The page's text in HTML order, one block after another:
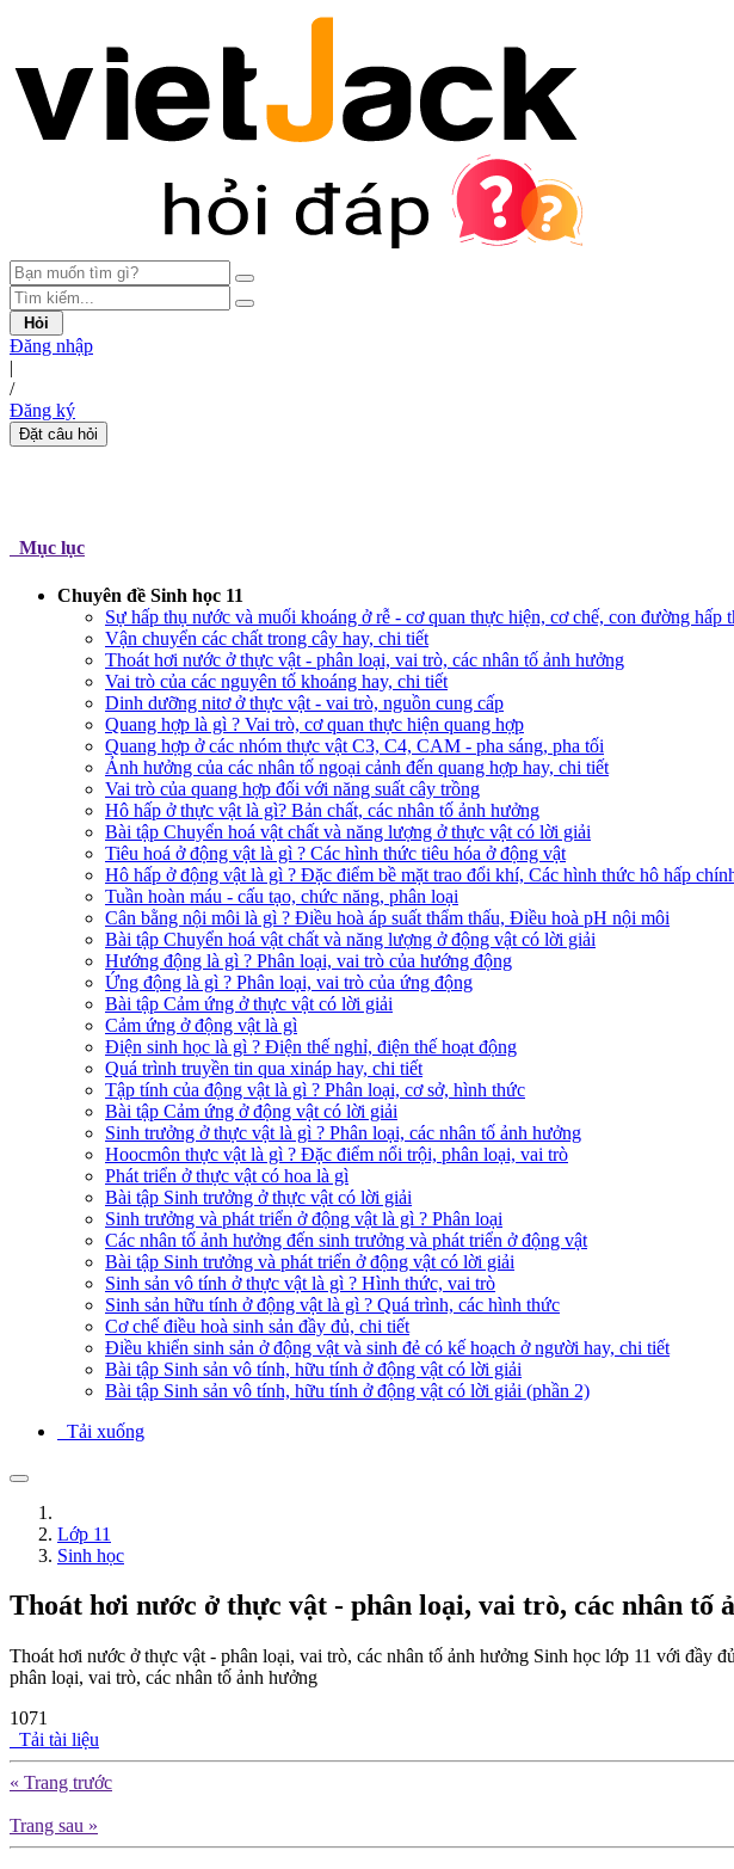
Hỏi
Đăng nhập
|
/
Đăng ký
Đặt câu hỏi
Mục lục
Chuyên đề Sinh học 11
Sự hấp thụ nước và muối khoáng ở rễ - cơ quan thực hiện, cơ chế, con đường hấp
Vận chuyển các chất trong cây hay, chi tiết
Thoát hơi nước ở thực vật - phân loại, vai trò, các nhân tố ảnh hưởng
Vai trò của các nguyên tố khoáng hay, chi tiết
Dinh dưỡng nitơ ở thực vật - vai trò, nguồn cung cấp
Quang hợp là gì ? Vai trò, cơ quan thực hiện quang hợp
Quang hợp ở các nhóm thực vật C3, C4, CAM - pha sáng, pha tối
Ảnh hưởng của các nhân tố ngoại cảnh đến quang hợp hay, chi tiết
Vai trò của quang hợp đối với năng suất cây trồng
Hô hấp ở thực vật là gì? Bản chất, các nhân tố ảnh hưởng
Bài tập Chuyển hoá vật chất và năng lượng ở thực vật có lời giải
Tiêu hoá ở động vật là gì ? Các hình thức tiêu hóa ở động vật
Hô hấp ở động vật là gì ? Đặc điểm bề mặt trao đổi khí, Các hình thức hô hấp
Tuần hoàn máu - cấu tạo, chức năng, phân loại
Cân bằng nội môi là gì ? Điều hoà áp suất thẩm thấu, Điều hoà pH nội môi
Bài tập Chuyển hoá vật chất và năng lượng ở động vật có lời giải
Hướng động là gì ? Phân loại, vai trò của hướng động
Ứng động là gì ? Phân loại, vai trò của ứng động
Bài tập Cảm ứng ở thực vật có lời giải
Cảm ứng ở động vật là gì
Điện sinh học là gì ? Điện thế nghỉ, điện thế hoạt động
Quá trình truyền tin qua xináp hay, chi tiết
Tập tính của động vật là gì ? Phân loại, cơ sở, hình thức
Bài tập Cảm ứng ở động vật có lời giải
Sinh trưởng ở thực vật là gì ? Phân loại, các nhân tố ảnh hưởng
Hoocmôn thực vật là gì ? Đặc điểm nổi trội, phân loại, vai trò
Phát triển ở thực vật có hoa là gì
Bài tập Sinh trưởng ở thực vật có lời giải
Sinh trưởng và phát triển ở động vật là gì ? Phân loại
Các nhân tố ảnh hưởng đến sinh trưởng và phát triển ở động vật
Bài tập Sinh trưởng và phát triển ở động vật có lời giải
Sinh sản vô tính ở thực vật là gì ? Hình thức, vai trò
Sinh sản hữu tính ở động vật là gì ? Quá trình, các hình thức
Cơ chế điều hoà sinh sản đầy đủ, chi tiết
Điều khiển sinh sản ở động vật và sinh đẻ có kế hoạch ở người hay, chi tiết
Bài tập Sinh sản vô tính, hữu tính ở động vật có lời giải
Bài tập Sinh sản vô tính, hữu tính ở động vật có lời giải (phần 2)
Tải xuống
Lớp 11
Sinh học
Thoát hơi nước ở thực vật - phân loại, vai trò, các nhân tố
Thoát hơi nước ở thực vật - phân loại, vai trò, các nhân tố ảnh hưởng Sinh học lớp 11 với đầy
phân loại, vai trò, các nhân tố ảnh hưởng
1071
Tải tài liệu
« Trang trước
Trang sau »